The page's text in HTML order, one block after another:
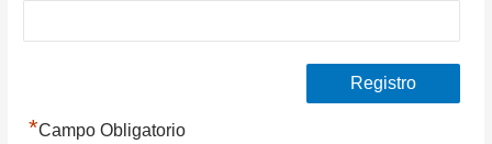
*Campo Obligatorio